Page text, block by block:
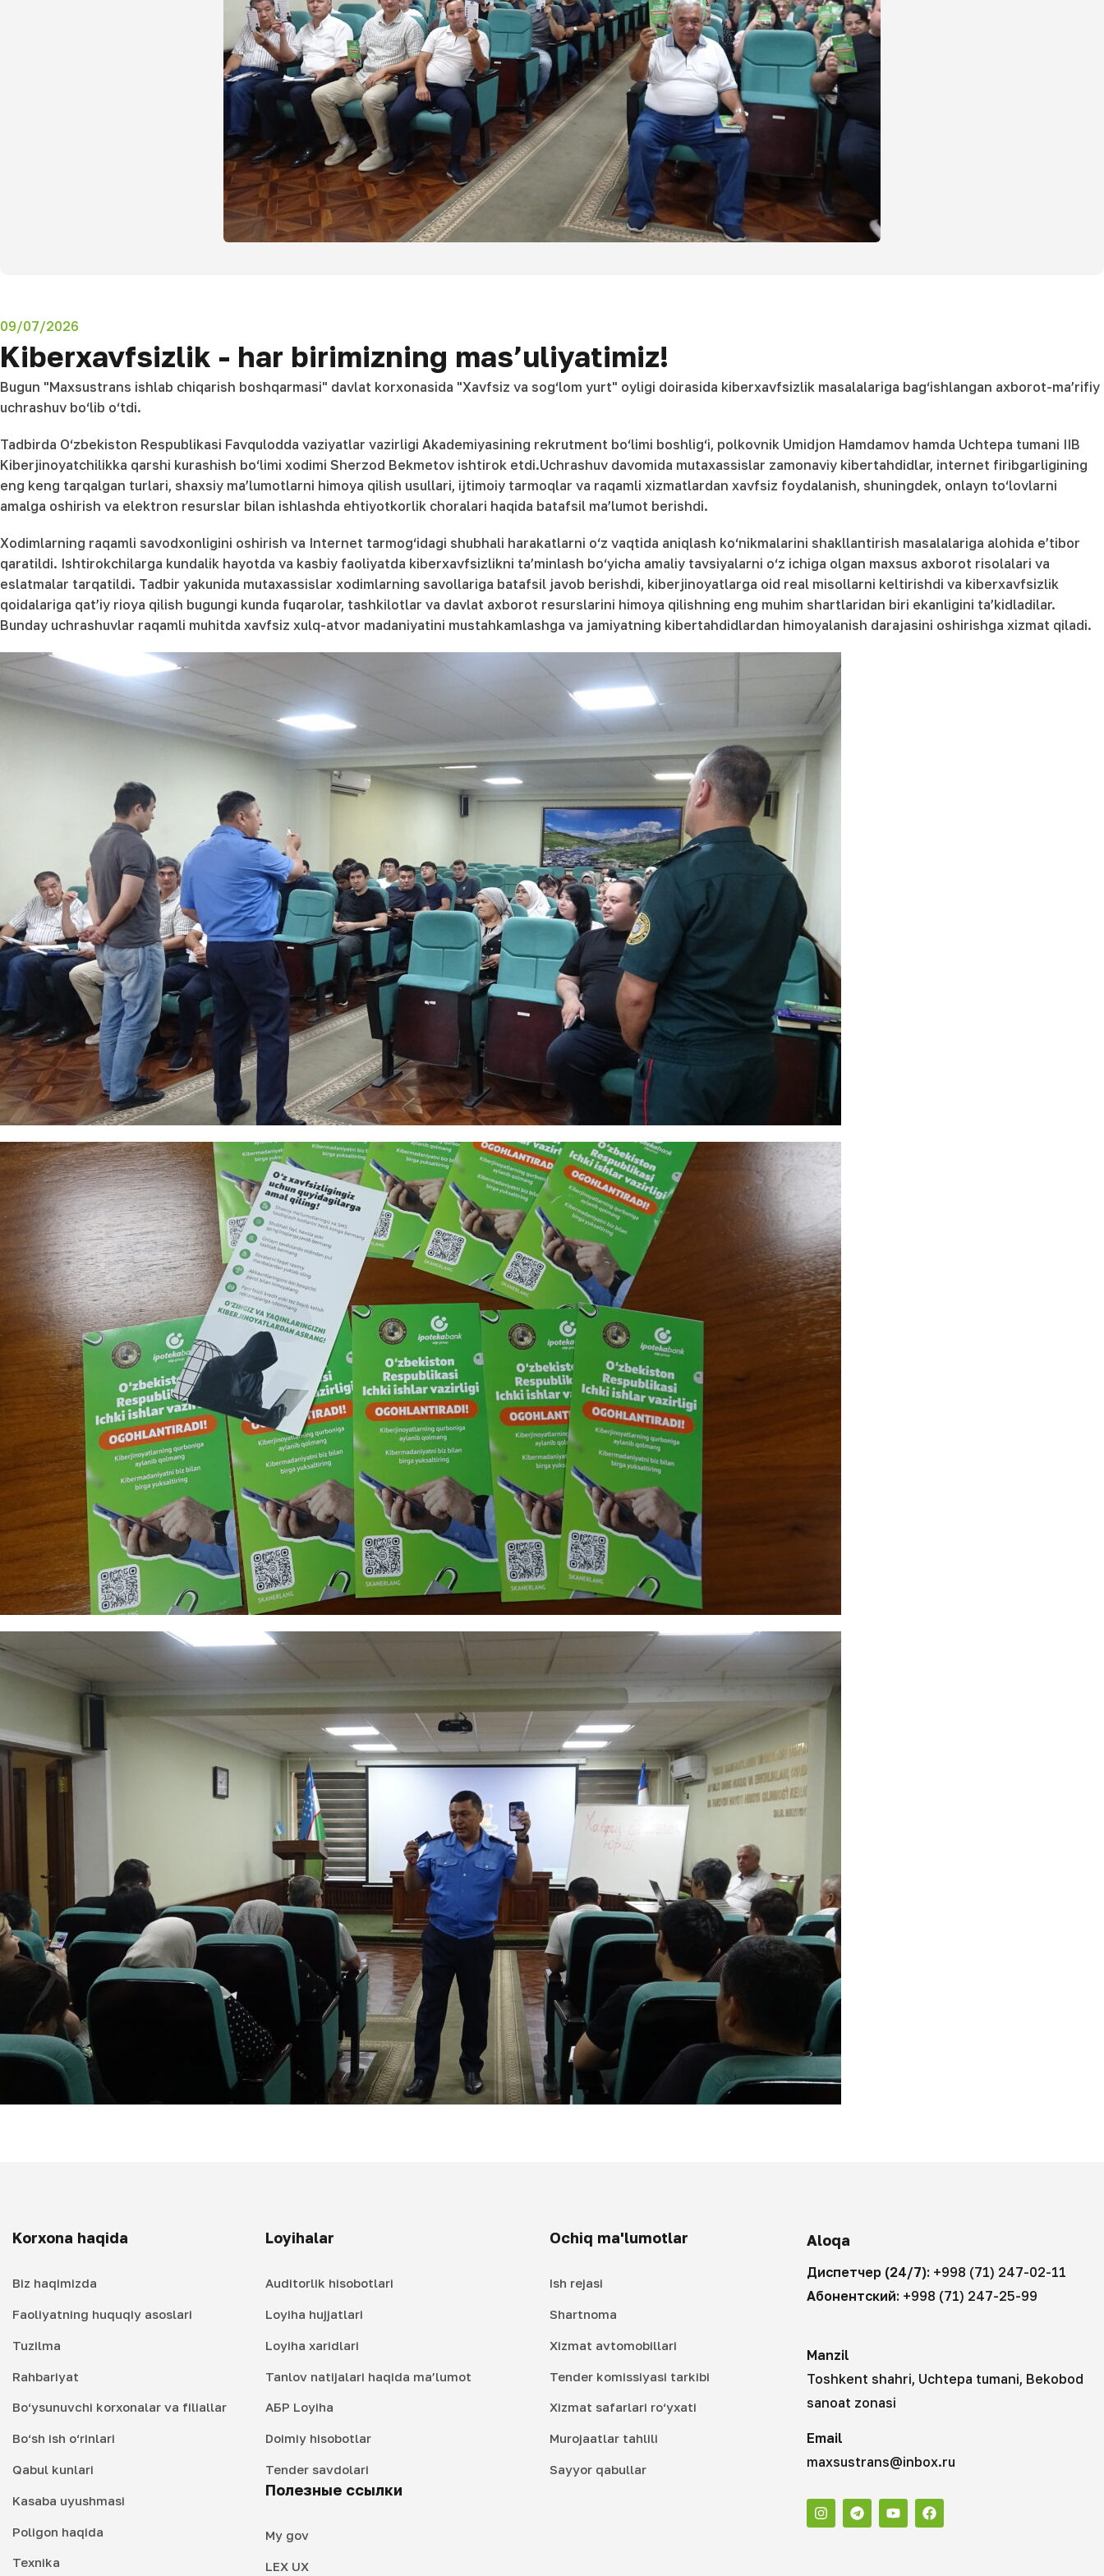
09/07/2026
Kiberxavfsizlik - har birimizning mas’uliyatimiz!
Bugun "Maxsustrans ishlab chiqarish boshqarmasi" davlat korxonasida "Xavfsiz va sog‘lom yurt" oyligi doirasida kiberxavfsizlik masalalariga bag‘ishlangan axborot-ma’rifiy
uchrashuv bo‘lib o‘tdi.
Tadbirda O‘zbekiston Respublikasi Favqulodda vaziyatlar vazirligi Akademiyasining rekrutment bo‘limi boshlig‘i, polkovnik Umidjon Hamdamov hamda Uchtepa tumani IIB
Kiberjinoyatchilikka qarshi kurashish bo‘limi xodimi Sherzod Bekmetov ishtirok etdi.Uchrashuv davomida mutaxassislar zamonaviy kibertahdidlar, internet firibgarligining
eng keng tarqalgan turlari, shaxsiy ma’lumotlarni himoya qilish usullari, ijtimoiy tarmoqlar va raqamli xizmatlardan xavfsiz foydalanish, shuningdek, onlayn to‘lovlarni
amalga oshirish va elektron resurslar bilan ishlashda ehtiyotkorlik choralari haqida batafsil ma’lumot berishdi.
Xodimlarning raqamli savodxonligini oshirish va Internet tarmog‘idagi shubhali harakatlarni o‘z vaqtida aniqlash ko‘nikmalarini shakllantirish masalalariga alohida e’tibor
qaratildi. Ishtirokchilarga kundalik hayotda va kasbiy faoliyatda kiberxavfsizlikni ta’minlash bo‘yicha amaliy tavsiyalarni o‘z ichiga olgan maxsus axborot risolalari va
eslatmalar tarqatildi. Tadbir yakunida mutaxassislar xodimlarning savollariga batafsil javob berishdi, kiberjinoyatlarga oid real misollarni keltirishdi va kiberxavfsizlik
qoidalariga qat’iy rioya qilish bugungi kunda fuqarolar, tashkilotlar va davlat axborot resurslarini himoya qilishning eng muhim shartlaridan biri ekanligini ta’kidladilar.
Bunday uchrashuvlar raqamli muhitda xavfsiz xulq-atvor madaniyatini mustahkamlashga va jamiyatning kibertahdidlardan himoyalanish darajasini oshirishga xizmat qiladi.
Korxona haqida
Biz haqimizda
Faoliyatning huquqiy asoslari
Tuzilma
Rahbariyat
Bo‘ysunuvchi korxonalar va filiallar
Bo‘sh ish o‘rinlari
Qabul kunlari
Kasaba uyushmasi
Poligon haqida
Texnika
Loyihalar
Auditorlik hisobotlari
Loyiha hujjatlari
Loyiha xaridlari
Tanlov natijalari haqida ma’lumot
АБР Loyiha
Doimiy hisobotlar
Tender savdolari
Полезные ссылки
My gov
LEX UX
Ochiq ma'lumotlar
Ish rejasi
Shartnoma
Xizmat avtomobillari
Tender komissiyasi tarkibi
Xizmat safarlari ro‘yxati
Murojaatlar tahlili
Sayyor qabullar
Aloqa
Диспетчер (24/7): +998 (71) 247-02-11
Абонентский: +998 (71) 247-25-99
Manzil
Toshkent shahri, Uchtepa tumani, Bekobod
sanoat zonasi
Email
maxsustrans@inbox.ru